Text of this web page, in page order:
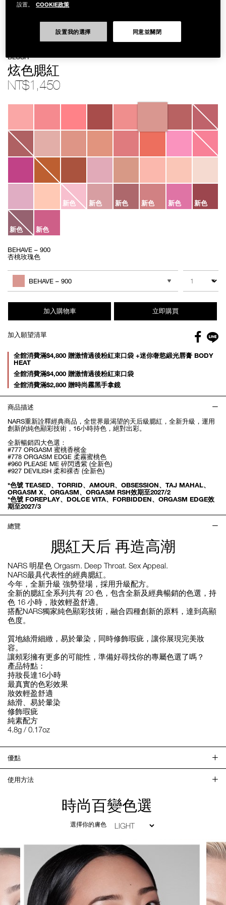
No.
0194251140445
BLUSH
炫色腮紅
NT$1,450
Variations
新色 新色 新色 新色 新色 新色
新色 新色
BEHAVE – 900
杏桃玫瑰色
to
cart
Actions
其他色系
BEHAVE – 900
數量
加入購物車 立即購買
加入願望清單
Promotions
全館消費滿$4,800 贈激情過後粉紅束口袋 +迷你奢慾緞光唇膏 BODY
HEAT
全館消費滿$4,000 贈激情過後粉紅束口袋
全館消費滿$2,800 贈時尚霧黑手拿鏡
商品描述
NARS重新詮釋經典商品，全世界最渴望的天后級腮紅，全新升級，運用
創新的純色顯彩技術，16小時持色，絕對出彩。
全新暢銷四大色選：
#777 ORGASM 蜜桃香檳金
#778 ORGASM EDGE 柔霧蜜桃色
#960 PLEASE ME 碎閃透紫 (全新色)
#927 DEVILISH 柔和裸杏 (全新色)
*色號 TEASED、TORRID、AMOUR、OBSESSION、TAJ MAHAL、
ORGASM X、ORGASM、ORGASM RSH效期至2027/2
*色號 FOREPLAY、DOLCE VITA、FORBIDDEN、ORGASM EDGE效
期至2027/3
總覽
腮紅天后 再造高潮
NARS 明星色 Orgasm. Deep Throat. Sex Appeal.
NARS最具代表性的經典腮紅。
今年，全新升級 強勢登場，採用升級配方。
全新的腮紅全系列共有 20 色，包含全新及經典暢銷的色選，持
色 16 小時，妝效輕盈舒適。
搭配NARS獨家純色顯彩技術，融合四種創新的原料，達到高顯
色度。
質地絲滑細緻，易於暈染，同時修飾瑕疵，讓你展現完美妝
容。
讓頰彩擁有更多的可能性，準備好尋找你的專屬色選了嗎？
產品特點：
持妝長達16小時
最真實的色彩效果
妝效輕盈舒適
絲滑、易於暈染
修飾瑕疵
純素配方
4.8g / 0.17oz
優點
使用方法
時尚百變色選
選擇你的膚色
設置。
COOKIE政策
設置我的選擇 同意並關閉